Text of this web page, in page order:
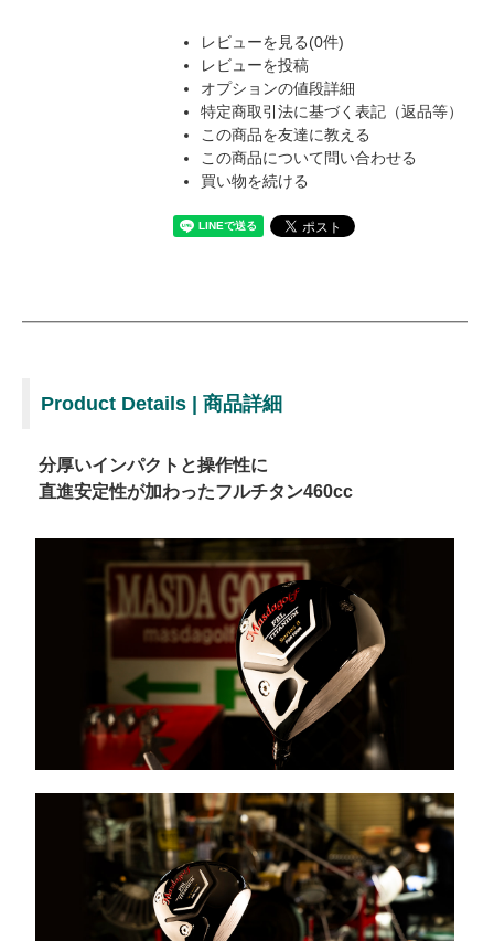
レビューを見る(0件)
レビューを投稿
オプションの値段詳細
特定商取引法に基づく表記（返品等）
この商品を友達に教える
この商品について問い合わせる
買い物を続ける
Product Details | 商品詳細
分厚いインパクトと操作性に
直進安定性が加わったフルチタン460cc